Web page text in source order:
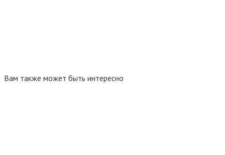
Вам также может быть интересно